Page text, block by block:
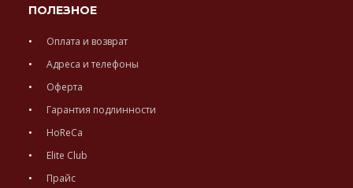
ПОЛЕЗНОЕ
Оплата и возврат
Адреса и телефоны
Оферта
Гарантия подлинности
HoReCa
Elite Club
Прайс